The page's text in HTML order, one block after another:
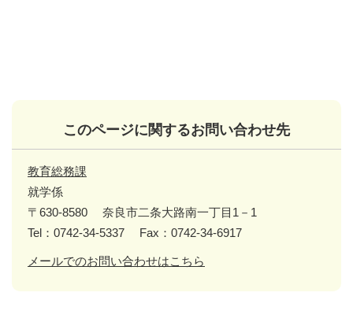
このページに関するお問い合わせ先
教育総務課
就学係
〒630-8580
奈良市二条大路南一丁目1－1
Tel：0742-34-5337
Fax：0742-34-6917
メールでのお問い合わせはこちら